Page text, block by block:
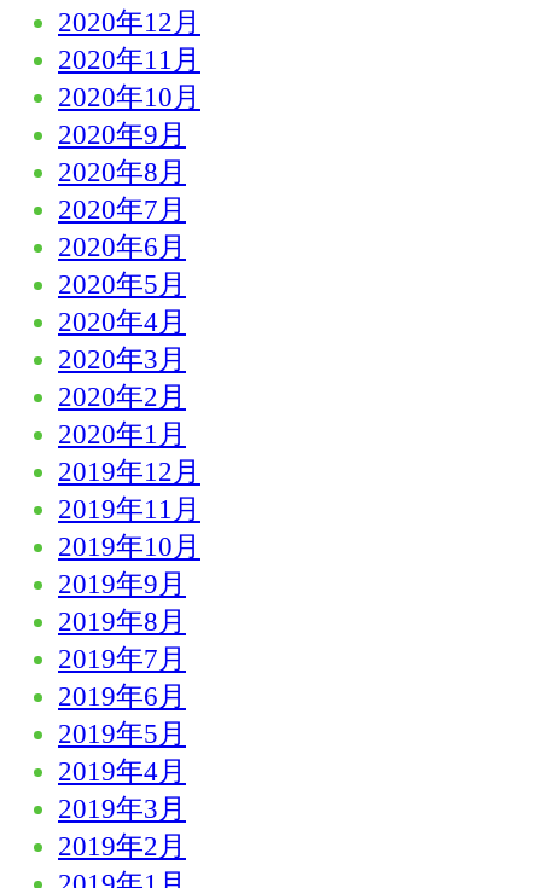
2020年12月
2020年11月
2020年10月
2020年9月
2020年8月
2020年7月
2020年6月
2020年5月
2020年4月
2020年3月
2020年2月
2020年1月
2019年12月
2019年11月
2019年10月
2019年9月
2019年8月
2019年7月
2019年6月
2019年5月
2019年4月
2019年3月
2019年2月